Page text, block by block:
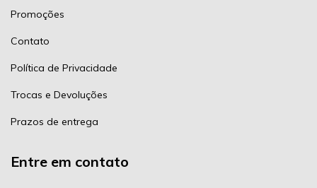
Promoções
Contato
Política de Privacidade
Trocas e Devoluções
Prazos de entrega
Entre em contato